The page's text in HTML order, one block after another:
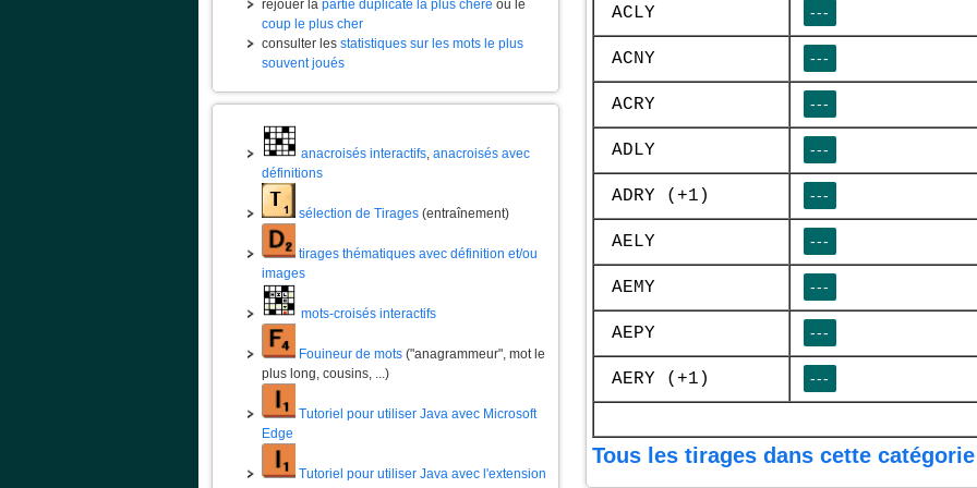
rejouer la partie duplicate la plus chère ou le
coup le plus cher
consulter les statistiques sur les mots le plus
souvent joués
anacroisés interactifs, anacroisés avec
définitions
sélection de Tirages (entraînement)
tirages thématiques avec définition et/ou
images
mots-croisés interactifs
Fouineur de mots ("anagrammeur", mot le
plus long, cousins, ...)
Tutoriel pour utiliser Java avec Microsoft
Edge
Tutoriel pour utiliser Java avec l'extension
ACLY ---
ACNY ---
ACRY ---
ADLY ---
ADRY (+1) ---
AELY ---
AEMY ---
AEPY ---
AERY (+1) ---
Tous les tirages dans cette catégorie